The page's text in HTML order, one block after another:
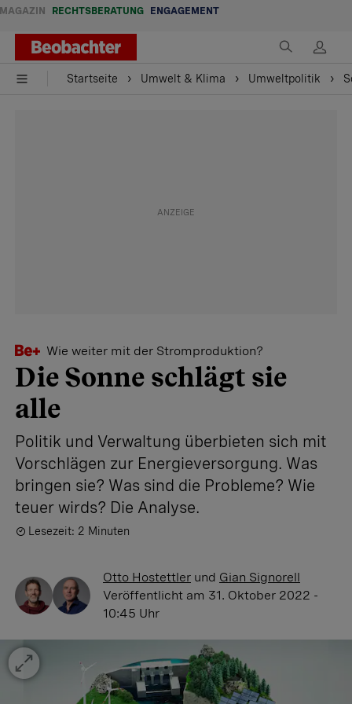
MAGAZIN RECHTSBERATUNG ENGAGEMENT
Startseite Umwelt & Klima Umweltpolitik
Wie weiter mit der Stromproduktion?
Die Sonne schlägt sie
alle
Politik und Verwaltung überbieten sich mit
Vorschlägen zur Energieversorgung. Was
bringen sie? Was sind die Probleme? Wie
teuer wirds? Die Analyse.
Lesezeit: 2 Minuten
Otto Hostettler und Gian Signorell
Veröffentlicht am 31. Oktober 2022 -
10:45 Uhr